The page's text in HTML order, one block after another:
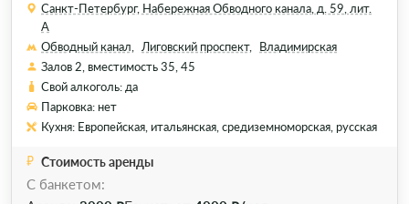
Санкт-Петербург, Набережная Обводного канала, д. 59, лит.
А
Обводный канал,
Лиговский проспект,
Владимирская
Залов 2, вместимость 35, 45
Свой алкоголь: да
Парковка: нет
Кухня: Европейская, итальянская, средиземноморская, русская
Стоимость аренды
С банкетом: